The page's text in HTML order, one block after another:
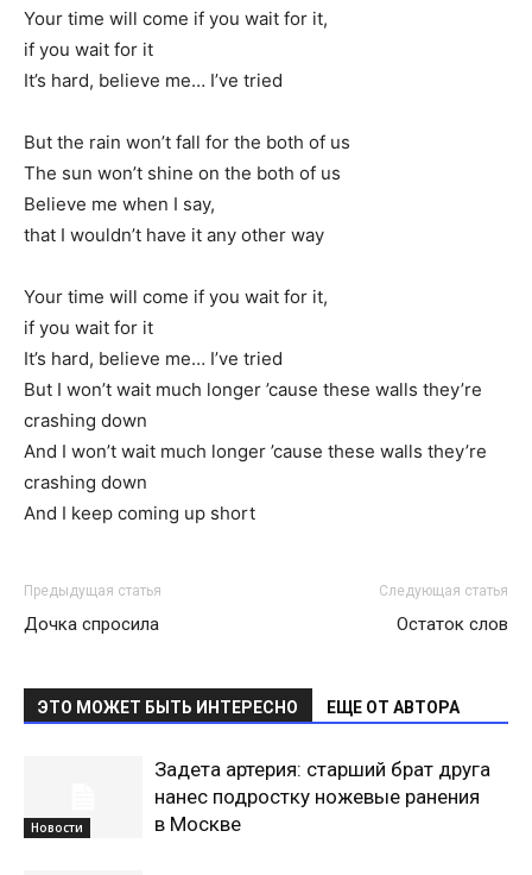
Your time will come if you wait for it,
if you wait for it
It’s hard, believe me… I’ve tried
But the rain won’t fall for the both of us
The sun won’t shine on the both of us
Believe me when I say,
that I wouldn’t have it any other way
Your time will come if you wait for it,
if you wait for it
It’s hard, believe me… I’ve tried
But I won’t wait much longer ’cause these walls they’re
crashing down
And I won’t wait much longer ’cause these walls they’re
crashing down
And I keep coming up short
Предыдущая статья
Дочка спросила
Следующая статья
Остаток слов
ЭТО МОЖЕТ БЫТЬ ИНТЕРЕСНО ЕЩЕ ОТ АВТОРА
Новости
Задета артерия: старший брат друга
нанес подростку ножевые ранения
в Москве